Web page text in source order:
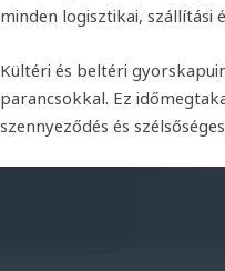
minden logisztikai, szállítási
Kültéri és beltéri
parancsokkal. Ez
szennyeződés és